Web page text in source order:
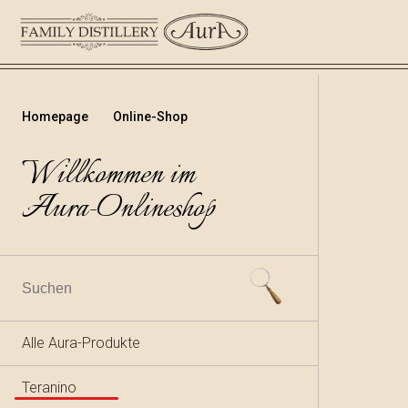
Homepage Online-Shop
Willkommen im
Aura-Onlineshop
Alle Aura-Produkte
Teranino